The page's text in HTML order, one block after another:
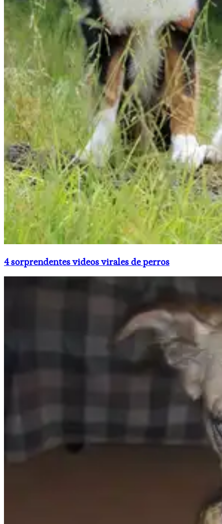
4 sorprendentes videos virales de perros